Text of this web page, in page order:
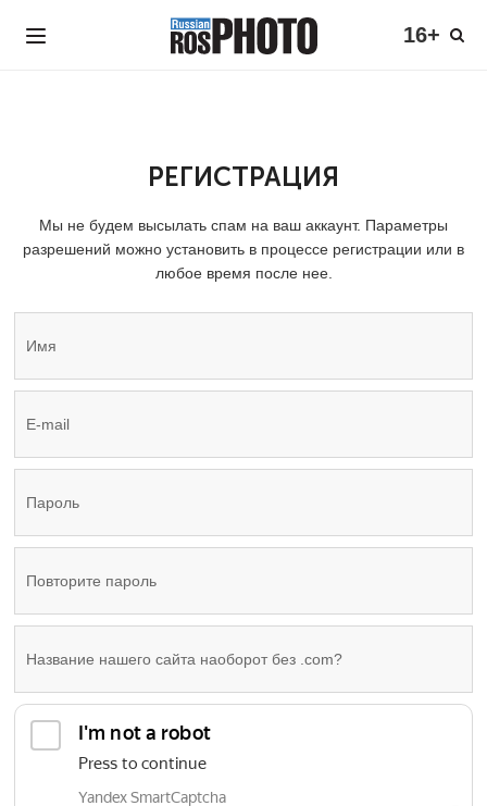
16+
РЕГИСТРАЦИЯ
Мы не будем высылать спам на ваш аккаунт. Параметры
разрешений можно установить в процессе регистрации или в
любое время после нее.